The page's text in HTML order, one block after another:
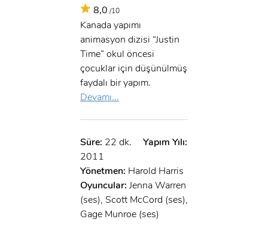
8,0 /10
Kanada yapımı
animasyon dizisi “Justin
Time” okul öncesi
çocuklar için düşünülmüş
faydalı bir yapım.
Devamı...
Süre: 22 dk.
Yapım Yılı:
2011
Yönetmen: Harold Harris
Oyuncular: Jenna Warren
(ses), Scott McCord (ses),
Gage Munroe (ses)